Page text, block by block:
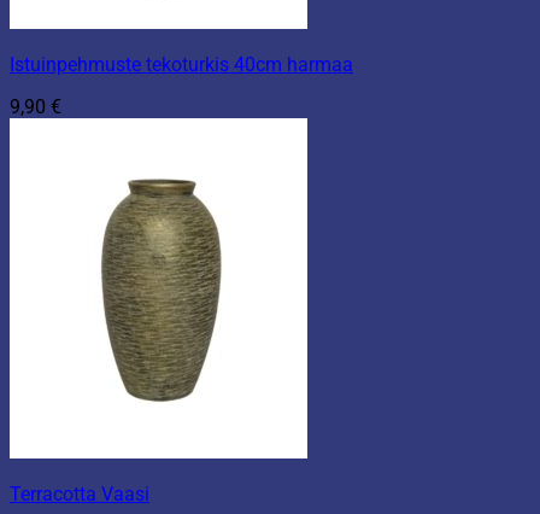
Istuinpehmuste tekoturkis 40cm harmaa
9,90 €
Terracotta Vaasi